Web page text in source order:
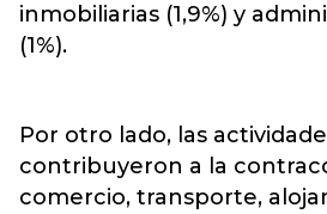
inmobiliarias (1,9%) y
(1%).
Por otro lado, las
contribuyeron a la
comercio, transporte,